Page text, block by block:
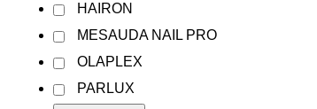
HAIRON
MESAUDA NAIL PRO
OLAPLEX
PARLUX